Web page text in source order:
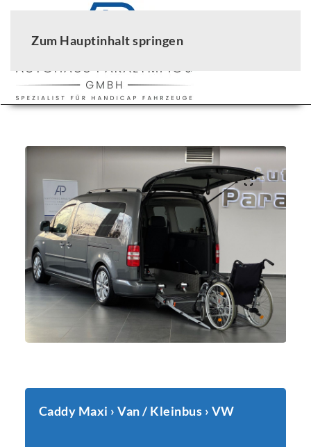
Zum Hauptinhalt springen
Caddy Maxi › Van / Kleinbus › VW